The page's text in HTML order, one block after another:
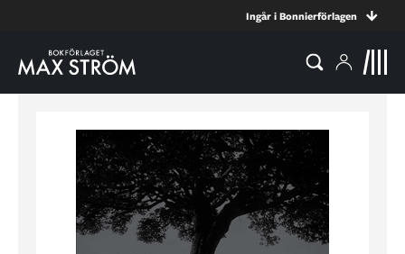
Ingår i Bonnierförlagen